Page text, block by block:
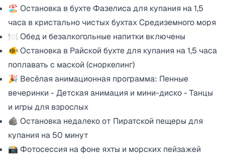
🏖 Остановка в бухте Фазелиса для купания на 1,5
часа в кристально чистых бухтах Средиземного моря
🍽 Обед и безалкогольные напитки включены
🐠 Остановка в Райской бухте для купания на 1,5 часа
поплавать с маской (сноркелинг)
🎉 Весёлая анимационная программа: Пенные
вечеринки - Детская анимация и мини-диско - Танцы
и игры для взрослых
🪨 Остановка недалеко от Пиратской пещеры для
купания на 50 минут
📸 Фотосессия на фоне яхты и морских пейзажей